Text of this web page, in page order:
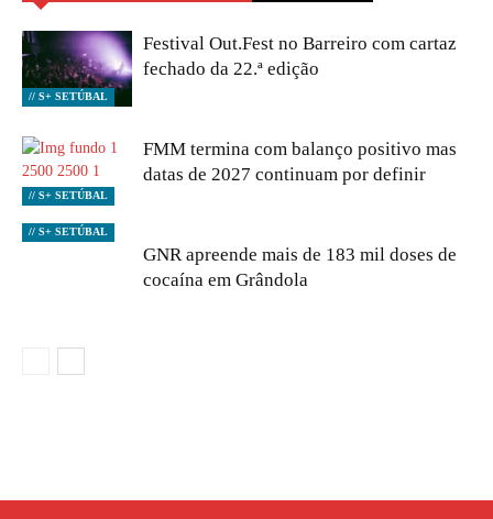
// S+ SETÚBAL
Festival Out.Fest no Barreiro com cartaz
fechado da 22.ª edição
// S+ SETÚBAL
FMM termina com balanço positivo mas
datas de 2027 continuam por definir
// S+ SETÚBAL
GNR apreende mais de 183 mil doses de
cocaína em Grândola